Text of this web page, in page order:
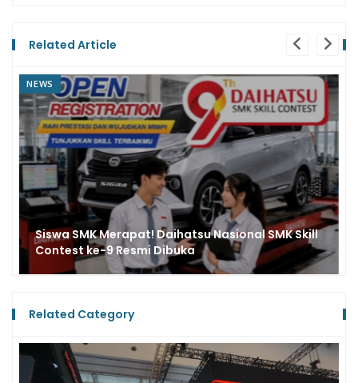
Related Article
NEWS
Siswa SMK Merapat! Daihatsu Nasional SMK Skill
Contest ke-9 Resmi Dibuka
Related Category